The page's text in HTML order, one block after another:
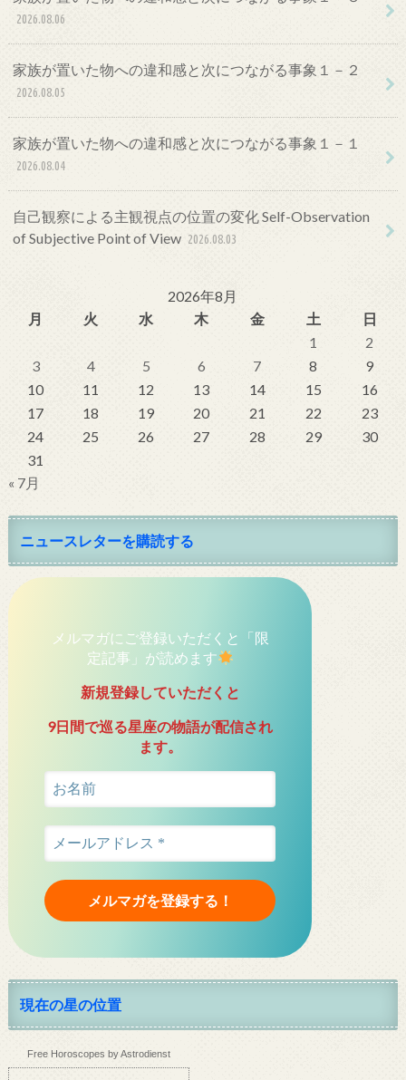
2026.08.06
家族が置いた物への違和感と次につながる事象１－２
2026.08.05
家族が置いた物への違和感と次につながる事象１－１
2026.08.04
自己観察による主観視点の位置の変化 Self-Observation
of Subjective Point of View 2026.08.03
2026年8月
月
火 水 木 金 土
日
1
2
3
4 5 6 7 8
9
10
11 12 13 14 15
16
17
18 19 20 21 22
23
24
25 26 27 28 29
30
31
« 7月
ニュースレターを購読する
メルマガにご登録いただくと「限
定記事」が読めます
新規登録していただくと
9日間で巡る星座の物語が配信され
ます。
現在の星の位置
Free Horoscopes by Astrodienst